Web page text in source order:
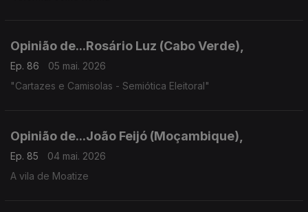
Opinião de...Rosário Luz (Cabo Verde),
Ep. 86
05 mai. 2026
"Cartazes e Camisolas - Semiótica Eleitoral"
Opinião de...João Feijó (Moçambique),
Ep. 85
04 mai. 2026
A vila de Moatize